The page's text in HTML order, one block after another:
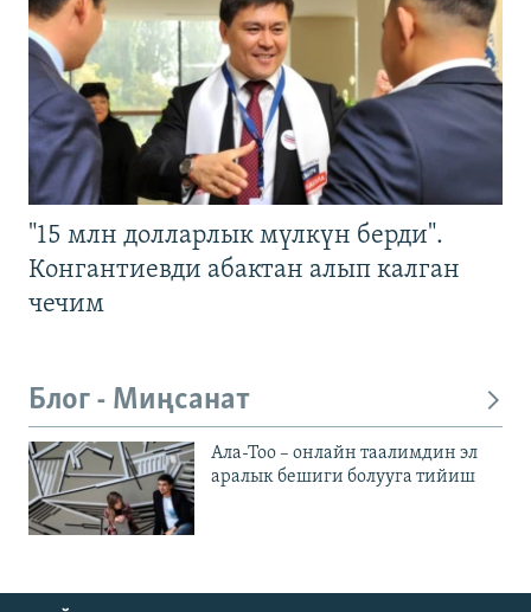
"15 млн долларлык мүлкүн берди".
Конгантиевди абактан алып калган
чечим
Блог - Миңсанат
Ала-Тоо – онлайн таалимдин эл
аралык бешиги болууга тийиш